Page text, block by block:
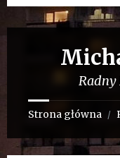
Radny
Strona główna /